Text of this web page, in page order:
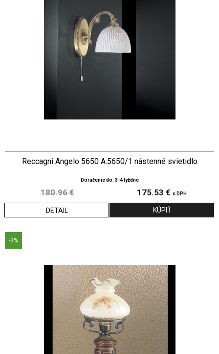
Reccagni Angelo 5650 A.5650/1 nástenné svietidlo
Doručenie do: 3-4 týždne
180.96 € 175.53 € s DPH
DETAIL
-3%